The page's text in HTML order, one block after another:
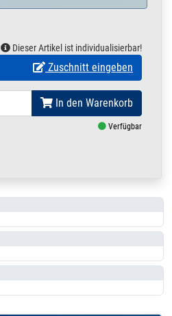
Dieser Artikel ist individualisierbar!
Zuschnitt eingeben
In den Warenkorb
Verfügbar